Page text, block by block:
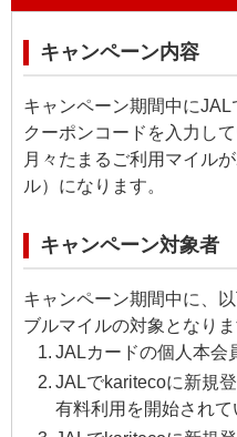
キャンペーン内容
キャンペーン期間中にJAL
クーポンコードを入力し
月々たまるご利用マイル
ル）になります。
キャンペーン対象者
キャンペーン期間中に、
ブルマイルの対象となりま
JALカードの個人本会
JALでkaritecoに新規
有料利用を開始されて